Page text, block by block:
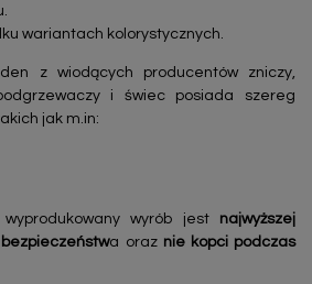
wariantach kolorystycznych.
z wiodących producentów zniczy,
i świec posiada szereg
jak m.in:
wyrób jest najwyższej
a oraz nie kopci podczas